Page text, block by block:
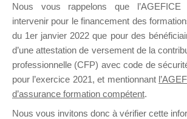
Ce groupe est destiné aux
Formation qui souhaitent répondre à
Propositions Mallette du Dirigeant.
Ce groupe propose un forum dédié
Nous vous rappelons que l’AGEFICE
intervenir pour le financement des
du 1er janvier 2022 que pour des
d’une attestation de versement de la
professionnelle (CFP) avec code de
pour l’exercice 2021, et mentionnant
d’assurance formation compétent.
Nous vous invitons donc à vérifier cette